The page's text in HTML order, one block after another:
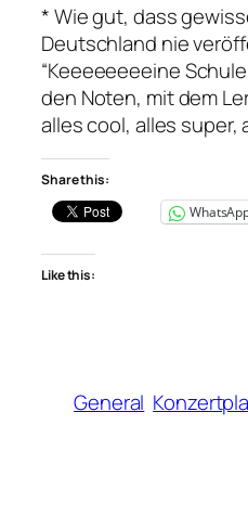
* Wie gut, dass
Deutschland nie
“Keeeeeeeeine
den Noten, mit dem
alles cool, alles super,
Share this:
Like this:
General